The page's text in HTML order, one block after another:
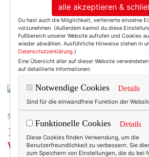
Einträge mit
Tag:
50+ LIFESTYLE
11 besondere Dinge, die
Weihnachten wünsche.
alle akzeptieren &
Du hast auch die Möglichkeit, verfeinerte einzelne
vorzunehmen. (Außerdem kannst du diese
Fußbereich unserer Website aufrufen und Cookies
wieder abwählen. Ausführliche Hinweise stehen in
Datenschutzerklärung.)
Eine Übersicht aller auf dieser Website
auf detaillierte Informationen:
Notwendige Cookies Details
Sind für die einwandfreie Funktion der
Funktionelle Cookies Details
Diese Cookies finden Verwendung, um die
Benutzerfreundlichkeit zu verbessern. Sie
zum Speichern von Einstellungen, die du bei